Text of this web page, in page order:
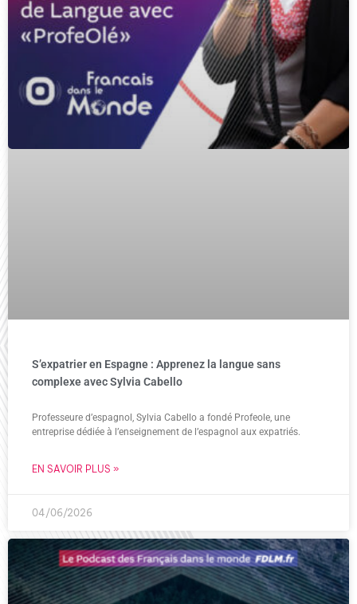
S’expatrier en Espagne : Apprenez la langue sans
complexe avec Sylvia Cabello
Professeure d’espagnol, Sylvia Cabello a fondé Profeole, une
entreprise dédiée à l’enseignement de l’espagnol aux expatriés.
EN SAVOIR PLUS »
04/06/2026